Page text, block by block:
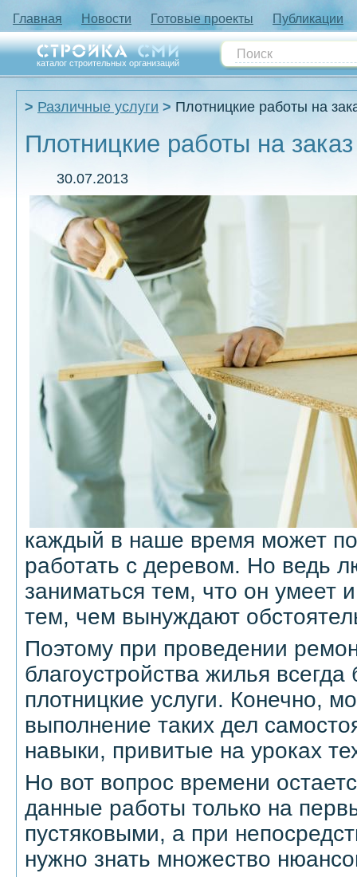
Главная Новости Готовые проекты Публикации
каталог строительных организаций
Различные услуги Плотницкие работы на
Плотницкие работы на заказ
30.07.2013
каждый в наше время может
работать с деревом. Но ведь
заниматься тем, что он умеет
тем, чем вынуждают
Поэтому при проведении
благоустройства жилья всегда
плотницкие услуги. Конечно,
выполнение таких дел
навыки, привитые на уроках
Но вот вопрос времени
данные работы только на
пустяковыми, а при
нужно знать множество